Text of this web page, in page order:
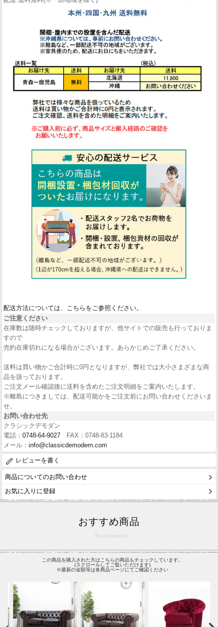
配送方法については、こちらをご参照ください。
ご注意ください
在庫数は随時チェックしておりますが、他サイトでの販売も行っておりま
すので
売約在庫切れになる場合がございます。あらかじめご了承ください。
送料は買い物かご合計時に0円となりますが、弊社では大小さまざまな商
品を扱っております。
ご注文メール確認後に送料を含めたご注文明細をご案内いたします。
※離島につきましては、配送可能かをご注文前にお問い合わせくださいま
せ。
お問い合わせ先
クラシックデモダン
電話： 0748-64-9027 FAX：0748-83-1184
メール： info@classicdemodern.com
レビューを書く
商品についてのお問い合わせ
お気に入りに登録
おすすめ商品
Recommend
この商品を購入された方はこちらの商品もチェックしています。
(スクロールしてご覧いただけます)
※最新の金額等は各商品ページにてご確認ください